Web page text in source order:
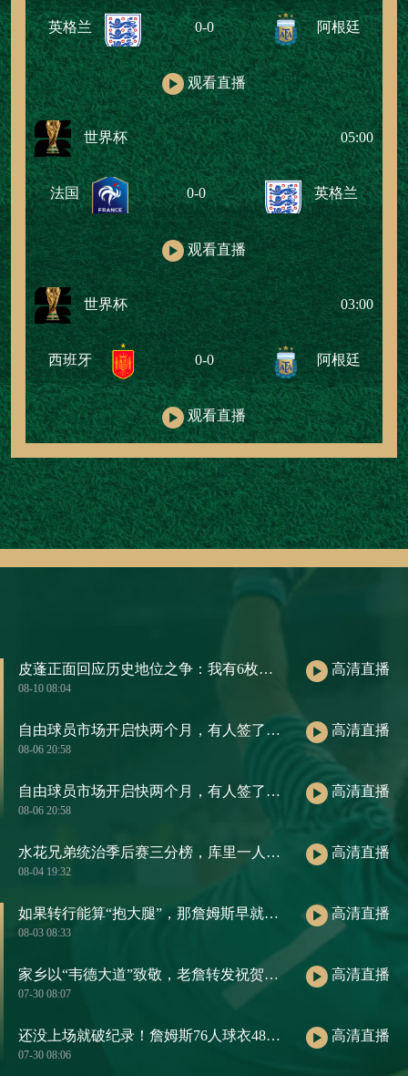
英格兰 0-0 阿根廷
观看直播
世界杯 05:00
法国 0-0 英格兰
观看直播
世界杯 03:00
西班牙 0-0 阿根廷
观看直播
皮蓬正面回应历史地位之争：我有6枚戒指，从不追个人荣誉
08-10 08:04
高清直播
自由球员市场开启快两个月，有人签了肥约，有人还在等电话。
08-06 20:58
高清直播
自由球员市场开启快两个月，有人签了肥约，有人还在等电话。
08-06 20:58
高清直播
水花兄弟统治季后赛三分榜，库里一人包揽前五
08-04 19:32
高清直播
如果转行能算“抱大腿”，那詹姆斯早就是职场楷模了
08-03 08:33
高清直播
家乡以“韦德大道”致敬，老詹转发祝贺：恭喜我的兄弟！
07-30 08:07
高清直播
还没上场就破纪录！詹姆斯76人球衣48小时销量，把大谷翔平都压过去了
07-30 08:06
高清直播